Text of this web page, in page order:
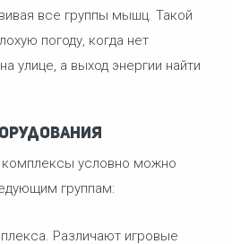
все группы мышц. Такой
погоду, когда нет
улице, а выход энергии найти
условно можно
группам:
Различают игровые